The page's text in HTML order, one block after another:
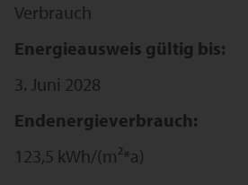
Verbrauch
Energieausweis gültig bis:
3. Juni 2028
Endenergieverbrauch:
123,5 kWh/(m²*a)